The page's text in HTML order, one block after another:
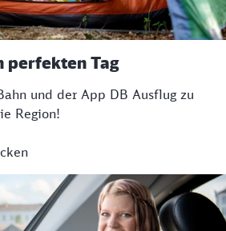
perfekten Tag
und der App DB Ausflug zu
Region!